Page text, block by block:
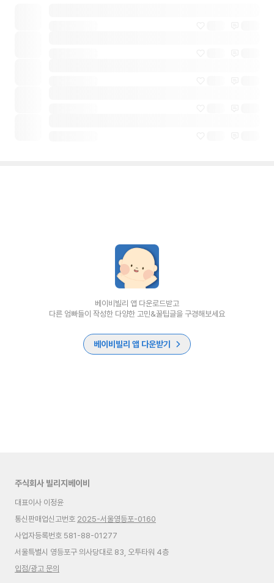
베이비빌리 앱 다운로드받고
다른 엄빠들이 작성한 다양한 고민&꿀팁글을 구경해보세요
베이비빌리 앱 다운받기
주식회사 빌리지베이비
대표이사 이정윤
통신판매업신고번호 2025-서울영등포-0160
사업자등록번호 581-88-01277
서울특별시 영등포구 의사당대로 83, 오투타워 4층
입점/광고 문의